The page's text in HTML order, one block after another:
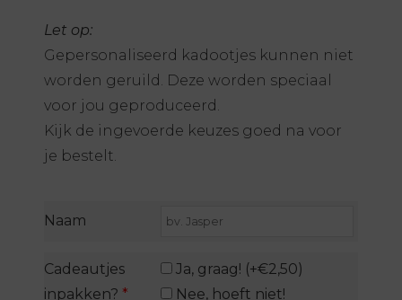
Let op:
Gepersonaliseerd kadootjes kunnen niet
worden geruild. Deze worden speciaal
voor jou geproduceerd.
Kijk de ingevoerde keuzes goed na voor
je bestelt.
Naam
Cadeautjes
inpakken? *
Ja, graag! (+€2,50)
Nee, hoeft niet!